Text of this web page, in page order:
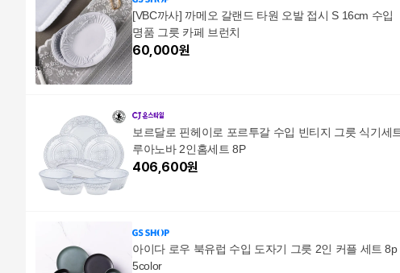
[VBC까사] 까메오 갈랜드 타원 오발 접시 S 16cm 수입
명품 그릇 카페 브런치
60,000원
보르달로 핀헤이로 포르투갈 수입 빈티지 그릇 식기세
루아노바 2인홈세트 8P
406,600원
아이다 로우 북유럽 수입 도자기 그릇 2인 커플 세트 8p
5color